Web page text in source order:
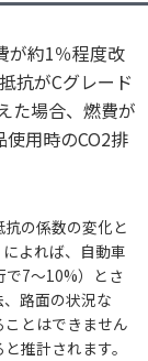
が約1％程度改
抗がCグレード
た場合、燃費が
用時のCO2排
の係数の変化と
よれば、自動車
7～10%）とさ
路面の状況な
とはできません
推計されます。